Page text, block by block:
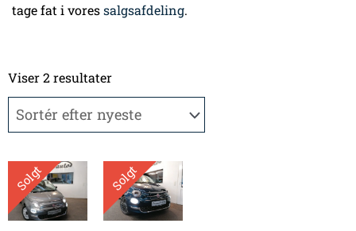
tage fat i voressalgsafdeling.
Viser 2 resultaterefter
Solgt Solgt